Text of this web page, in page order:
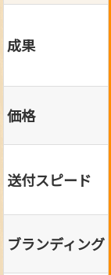
成果
価格
送付スピード
ブランディング